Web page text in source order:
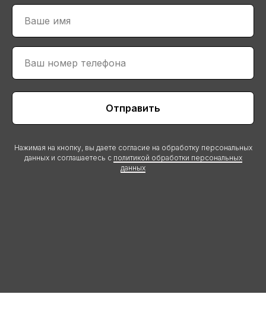
Отправить
Нажимая на кнопку, вы даете согласие на обработку персональных
данных и соглашаетесь c политикой обработки персональных
данных